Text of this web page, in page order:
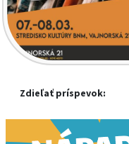
Zdieľať príspevok: